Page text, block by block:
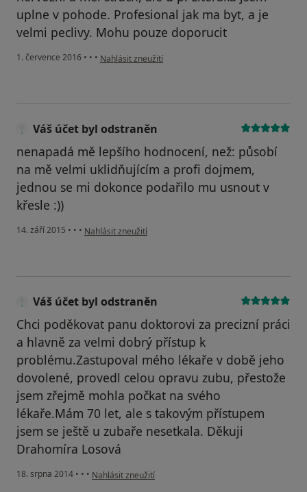
uplne v pohode. Profesional jak ma byt, a je
velmi peclivy. Mohu pouze doporucit
1. července 2016 • • • podle názoru uživatele Váš účet byl odstraněn
Nahlásit zneužití
Váš účet byl odstraněn
nenapadá mě lepšího hodnocení, než: působí
na mě velmi uklidňujícím a profi dojmem,
jednou se mi dokonce podařilo mu usnout v
křesle :))
14. září 2015 • • • podle názoru uživatele Váš účet byl odstraněn
Nahlásit zneužití
Váš účet byl odstraněn
Chci poděkovat panu doktorovi za precizní práci
a hlavně za velmi dobrý přístup k
problému.Zastupoval mého lékaře v době jeho
dovolené, provedl celou opravu zubu, přestože
jsem zřejmě mohla počkat na svého
lékaře.Mám 70 let, ale s takovým přístupem
jsem se ještě u zubaře nesetkala. Děkuji
Drahomíra Losová
18. srpna 2014 • • • podle názoru uživatele Váš účet byl odstraněn
Nahlásit zneužití